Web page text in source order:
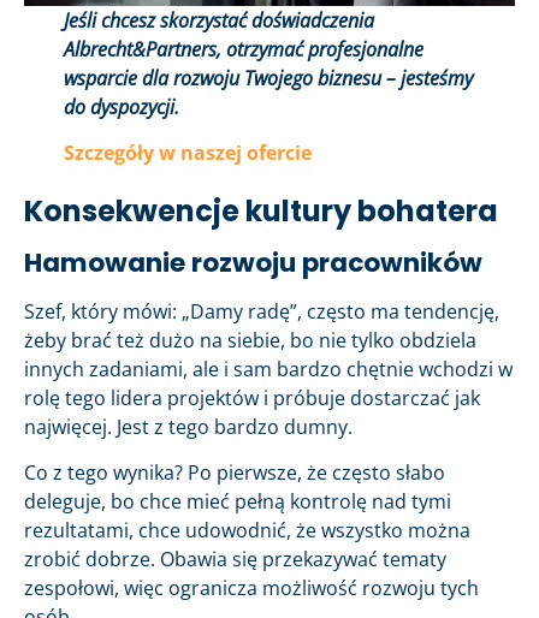
Jeśli chcesz skorzystać doświadczenia
Albrecht&Partners, otrzymać profesjonalne
wsparciedla rozwoju Twojego biznesu – jesteśmy
do dyspozycji.
Szczegóły w naszej ofercie
Konsekwencje kultury bohatera
Hamowanie rozwoju pracowników
Szef, który mówi: „Damy radę”, często ma tendencję,
żeby brać też dużo na siebie, bo nie tylko obdziela
innych zadaniami, ale i sam bardzo chętnie wchodzi w
rolę tego lidera projektów i próbuje dostarczać jak
najwięcej. Jest z tego bardzo dumny.
Co z tego wynika? Po pierwsze, że często słabo
deleguje, bo chce mieć pełną kontrolę nad tymi
rezultatami, chce udowodnić, że wszystko można
zrobić dobrze. Obawia się przekazywać tematy
zespołowi, więc ogranicza możliwość rozwoju tych